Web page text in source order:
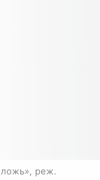
ложь», реж.